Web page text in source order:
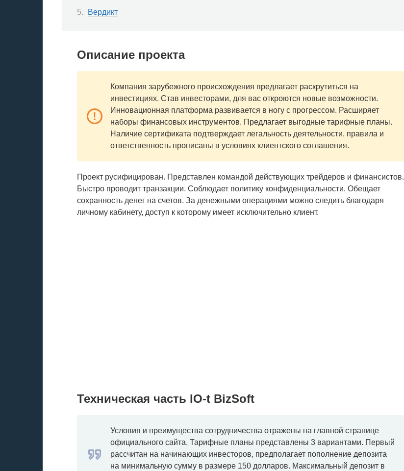
Вердикт
Описание проекта
Компания зарубежного происхождения предлагает раскрутиться на
инвестициях. Став инвесторами, для вас откроются новые возможности.
Инновационная платформа развивается в ногу с прогрессом. Расширяет
наборы финансовых инструментов. Предлагает выгодные тарифные планы.
Наличие сертификата подтверждает легальность деятельности. правила и
ответственность прописаны в условиях клиентского соглашения.
Проект русифицирован. Представлен командой действующих трейдеров и финансистов.
Быстро проводит транзакции. Соблюдает политику конфиденциальности. Обещает
сохранность денег на счетов. За денежными операциями можно следить благодаря
личному кабинету, доступ к которому имеет исключительно клиент.
Техническая часть IO-t BizSoft
Условия и преимущества сотрудничества отражены на главной странице
официального сайта. Тарифные планы представлены 3 вариантами. Первый
рассчитан на начинающих инвесторов, предполагает пополнение депозита
на минимальную сумму в размере 150 долларов. Максимальный депозит в